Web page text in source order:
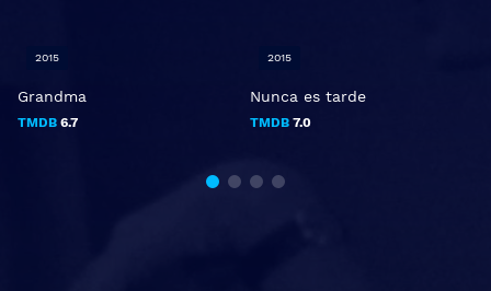
Grandma
TMDB 6.7
2015
Nunca es tarde
TMDB 7.0
2015